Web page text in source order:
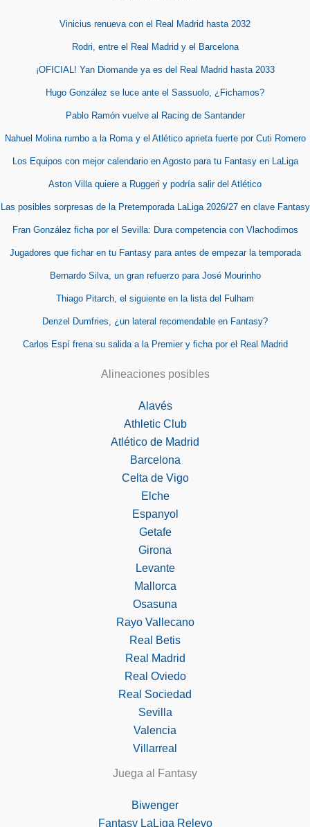
Vinicius renueva con el Real Madrid hasta 2032
Rodri, entre el Real Madrid y el Barcelona
¡OFICIAL! Yan Diomande ya es del Real Madrid hasta 2033
Hugo González se luce ante el Sassuolo, ¿Fichamos?
Pablo Ramón vuelve al Racing de Santander
Nahuel Molina rumbo a la Roma y el Atlético aprieta fuerte por Cuti Romero
Los Equipos con mejor calendario en Agosto para tu Fantasy en LaLiga
Aston Villa quiere a Ruggeri y podría salir del Atlético
Las posibles sorpresas de la Pretemporada LaLiga 2026/27 en clave Fantasy
Fran González ficha por el Sevilla: Dura competencia con Vlachodimos
Jugadores que fichar en tu Fantasy para antes de empezar la temporada
Bernardo Silva, un gran refuerzo para José Mourinho
Thiago Pitarch, el siguiente en la lista del Fulham
Denzel Dumfries, ¿un lateral recomendable en Fantasy?
Carlos Espí frena su salida a la Premier y ficha por el Real Madrid
Alineaciones posibles
Alavés
Athletic Club
Atlético de Madrid
Barcelona
Celta de Vigo
Elche
Espanyol
Getafe
Girona
Levante
Mallorca
Osasuna
Rayo Vallecano
Real Betis
Real Madrid
Real Oviedo
Real Sociedad
Sevilla
Valencia
Villarreal
Juega al Fantasy
Biwenger
Fantasy LaLiga Relevo